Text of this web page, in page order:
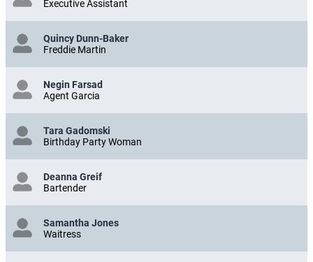
Executive Assistant
Quincy Dunn-Baker
Freddie Martin
Negin Farsad
Agent Garcia
Tara Gadomski
Birthday Party Woman
Deanna Greif
Bartender
Samantha Jones
Waitress